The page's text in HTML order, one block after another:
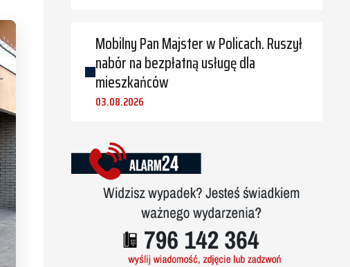
Mobilny Pan Majster w Policach. Ruszył
nabór na bezpłatną usługę dla
mieszkańców
03.08.2026